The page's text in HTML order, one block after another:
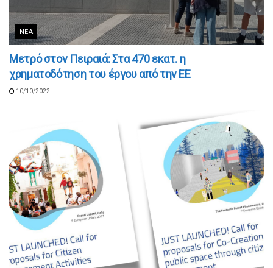
ΝΈΑ
Μετρό στον Πειραιά: Στα 470 εκατ. η
χρηματοδότηση του έργου από την ΕΕ
10/10/2022